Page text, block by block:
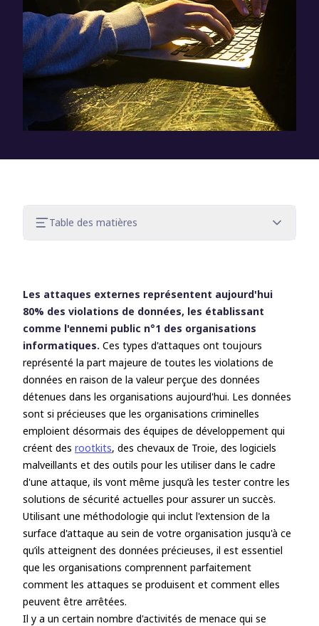
Table des matières
Arrêter les acteurs dans la chaîne de
destruction
Arrêter les attaques horizontales
Les attaques externes représentent aujourd'hui
80% des violations de données, les établissant
comme l'ennemi public n°1 des organisations
informatiques. Ces types d'attaques ont toujours
représenté la part majeure de toutes les violations de
données en raison de la valeur perçue des données
détenues dans les organisations aujourd'hui. Les données
sont si précieuses que les organisations criminelles
emploient désormais des équipes de développement qui
créent des rootkits, des chevaux de Troie, des logiciels
malveillants et des outils pour les utiliser dans le cadre
d'une attaque, ils vont même jusqu’à les tester contre les
solutions de sécurité actuelles pour assurer un succès.
Utilisant une méthodologie qui inclut l'extension de la
surface d'attaque au sein de votre organisation jusqu'à ce
qu’ils atteignent des données précieuses, il est essentiel
que les organisations comprennent parfaitement
comment les attaques se produisent et comment elles
peuvent être arrêtées.
Il y a un certain nombre d'activités de menace qui se